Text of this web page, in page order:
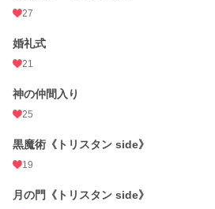
27
婚礼式
21
神の仲間入り
25
黒魔術《トリスタン side》
19
月の門《トリスタン side》